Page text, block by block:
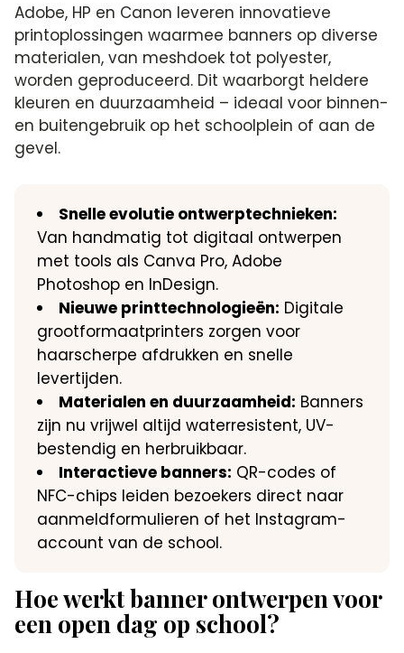
Adobe, HP en Canon leveren innovatieve
printoplossingen waarmee banners op diverse
materialen, van meshdoek tot polyester,
worden geproduceerd. Dit waarborgt heldere
kleuren en duurzaamheid – ideaal voor binnen-
en buitengebruik op het schoolplein of aan de
gevel.
Snelle evolutie ontwerptechnieken:
Van handmatig tot digitaal ontwerpen
met tools als Canva Pro, Adobe
Photoshop en InDesign.
Nieuwe printtechnologieën: Digitale
grootformaatprinters zorgen voor
haarscherpe afdrukken en snelle
levertijden.
Materialen en duurzaamheid: Banners
zijn nu vrijwel altijd waterresistent, UV-
bestendig en herbruikbaar.
Interactieve banners: QR-codes of
NFC-chips leiden bezoekers direct naar
aanmeldformulieren of het Instagram-
account van de school.
Hoe werkt banner ontwerpen voor
een open dag op school?